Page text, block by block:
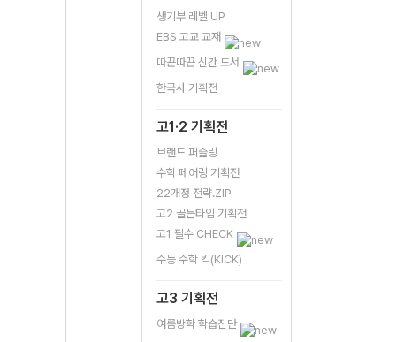
생기부 레벨 UP
EBS 고교 교재
따끈따끈 신간 도서
한국사 기획전
고1·2 기획전
브랜드 퍼즐링
수학 페어링 기획전
22개정 전략.ZIP
고2 골든타임 기획전
고1 필수 CHECK
수능 수학 킥(KICK)
고3 기획전
여름방학 학습진단